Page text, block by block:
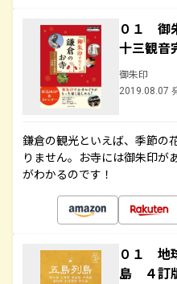
０１ 御
十三観
御朱印
2019.08.07
鎌倉の観光といえば、季節の
りません。お寺には御朱印が
がわかるのです！
０１ 地
島 ４訂